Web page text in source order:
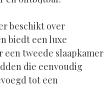
beschikt over
biedt een luxe
een tweede slaapkamer
die eenvoudig
tot een